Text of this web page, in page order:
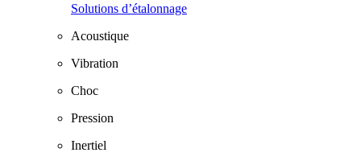
Solutions d’étalonnage
Acoustique
Vibration
Choc
Pression
Inertiel